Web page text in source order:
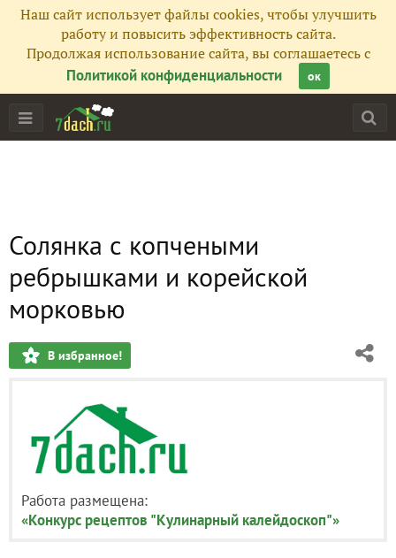
Наш сайт использует файлы cookies, чтобы улучшить
работу и повысить эффективность сайта.
Продолжая использование сайта, вы соглашаетесь с
Политикой конфиденциальности
ок
Солянка с копчеными
ребрышками и корейской
морковью
В избранное!
Работа размещена:
«Конкурс рецептов "Кулинарный калейдоскоп"»